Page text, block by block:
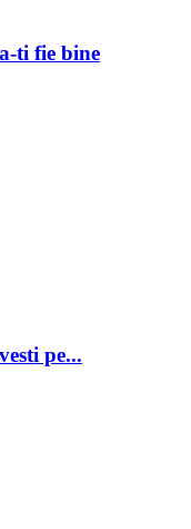
ti fie bine
pe...